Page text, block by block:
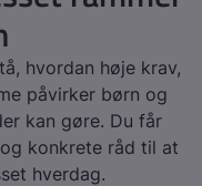
hvordan høje krav,
påvirker børn og
kan gøre. Du får
konkrete råd til at
hverdag.